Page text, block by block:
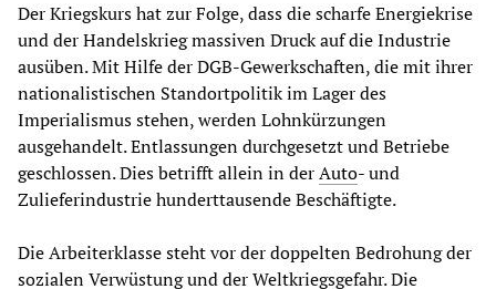
Der Kriegskurs hat zur Folge, dass die scharfe Energiekrise
und der Handelskrieg massiven Druck auf die Industrie
ausüben. Mit Hilfe der DGB-Gewerkschaften, die mit ihrer
nationalistischen Standortpolitik im Lager des
Imperialismus stehen, werden Lohnkürzungen
ausgehandelt. Entlassungen durchgesetzt und Betriebe
geschlossen. Dies betrifft allein in derAuto- und
Zulieferindustrie hunderttausende Beschäftigte.
Die Arbeiterklasse steht vor der doppelten Bedrohung der
sozialen Verwüstung und der Weltkriegsgefahr. Die